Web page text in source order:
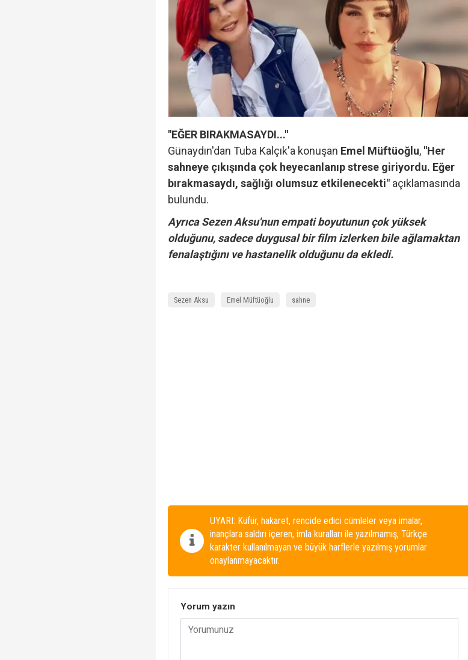
"EĞER BIRAKMASAYDI..."
Günaydın'dan Tuba Kalçık'a konuşan Emel Müftüoğlu, "Her
sahneye çıkışında çok heyecanlanıp strese giriyordu. Eğer
bırakmasaydı, sağlığı olumsuz etkilenecekti" açıklamasında
bulundu.
Ayrıca Sezen Aksu'nun empati boyutunun çok yüksek
olduğunu, sadece duygusal bir film izlerken bile ağlamaktan
fenalaştığını ve hastanelik olduğunu da ekledi.
Sezen Aksu Emel Müftüoğlu sahne
UYARI: Küfür, hakaret, rencide edici cümleler veya imalar,
inançlara saldırı içeren, imla kuralları ile yazılmamış, Türkçe
karakter kullanılmayan ve büyük harflerle yazılmış yorumlar
onaylanmayacaktır.
Yorum yazın